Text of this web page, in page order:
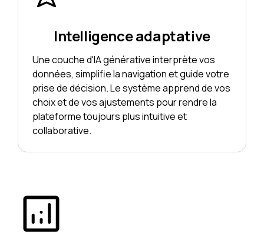
Intelligence adaptative
Une couche d'IA générative interprète vos
données, simplifie la navigation et guide votre
prise de décision. Le système apprend de vos
choix et de vos ajustements pour rendre la
plateforme toujours plus intuitive et
collaborative.